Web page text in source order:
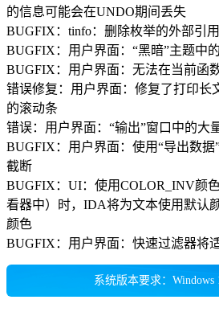
的信息可能会在UNDO期间丢失
BUGFIX：tinfo：删除枚举的外部引
BUGFIX：用户界面：“黑暗”主题中
BUGFIX：用户界面：无法在当前函
错误修复：用户界面：修复了打印长
的滚动条
错误：用户界面：“输出”窗口中的大
BUGFIX：用户界面：使用“导出数
截断
BUGFIX：UI：使用COLOR_INV颜
看器中）时，IDA将为文本使用默认
颜色
BUGFIX：用户界面：快速过滤器将
系统版本要求：Windows